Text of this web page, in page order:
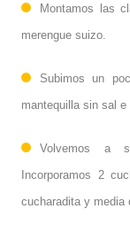
Montamos las
merengue suizo.
Subimos un
mantequilla sin sal e
Volvemos a
Incorporamos 2
cucharadita y media